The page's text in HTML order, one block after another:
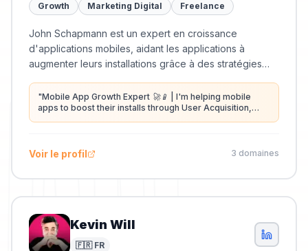
Growth Marketing Digital Freelance
John Schapmann est un expert en croissance
d'applications mobiles, aidant les applications à
augmenter leurs installations grâce à des stratégies
magasins d'applications.
"Mobile App Growth Expert 🚀📱 | I'm helping mobile
apps to boost their installs through User Acquisition,
Voir le profil 3 domaines
Kevin Will
🇫🇷 FR